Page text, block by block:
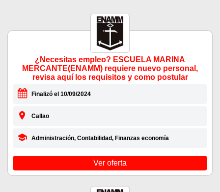
¿Necesitas empleo? ESCUELA MARINA
MERCANTE(ENAMM) requiere nuevo personal,
revisa aquí los requisitos y como postular
Finalizó el 10/09/2024
Callao
Administración, Contabilidad, Finanzas economía
Ver oferta